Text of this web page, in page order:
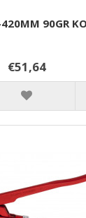
90GR
€51,64